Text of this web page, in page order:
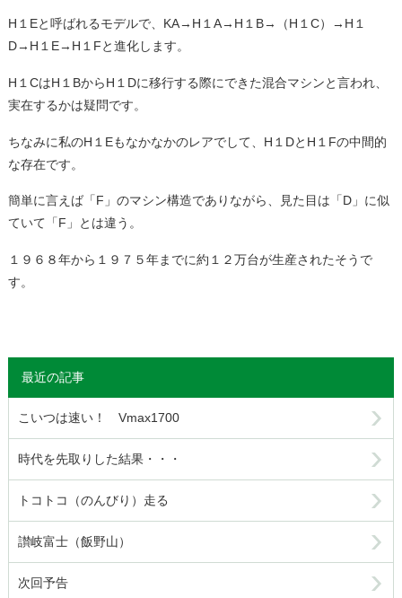
H１Eと呼ばれるモデルで、KA→H１A→H１B→（H１C）→H１
D→H１E→H１Fと進化します。
H１CはH１BからH１Dに移行する際にできた混合マシンと言われ、
実在するかは疑問です。
ちなみに私のH１Eもなかなかのレアでして、H１DとH１Fの中間的
な存在です。
簡単に言えば「F」のマシン構造でありながら、見た目は「D」に似
ていて「F」とは違う。
１９６８年から１９７５年までに約１２万台が生産されたそうで
す。
最近の記事
こいつは速い！ Vmax1700
時代を先取りした結果・・・
トコトコ（のんびり）走る
讃岐富士（飯野山）
次回予告